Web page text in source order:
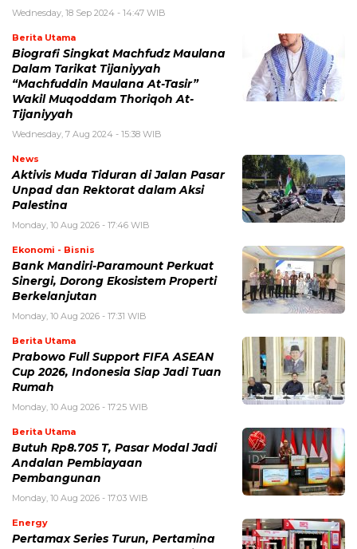
Wednesday, 18 Sep 2024 - 14:47 WIB
Berita Utama
Biografi Singkat Machfudz Maulana
Dalam Tarikat Tijaniyyah
“Machfuddin Maulana At-Tasir”
Wakil Muqoddam Thoriqoh At-
Tijaniyyah
Wednesday, 7 Aug 2024 - 15:38 WIB
News
Aktivis Muda Tiduran di Jalan Pasar
Unpad dan Rektorat dalam Aksi
Palestina
Monday, 10 Aug 2026 - 17:46 WIB
Ekonomi - Bisnis
Bank Mandiri-Paramount Perkuat
Sinergi, Dorong Ekosistem Properti
Berkelanjutan
Monday, 10 Aug 2026 - 17:31 WIB
Berita Utama
Prabowo Full Support FIFA ASEAN
Cup 2026, Indonesia Siap Jadi Tuan
Rumah
Monday, 10 Aug 2026 - 17:25 WIB
Berita Utama
Butuh Rp8.705 T, Pasar Modal Jadi
Andalan Pembiayaan
Pembangunan
Monday, 10 Aug 2026 - 17:03 WIB
Energy
Pertamax Series Turun, Pertamina